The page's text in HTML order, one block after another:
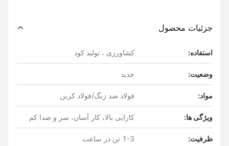
جزئیات محصول
استفاده: کشاورزی ، تولید کود
وضعیت:
فولاد ضد زنگ/فولاد کربن
ویژگی ها: کارایی بالا، کار آسان، سر و صدا کم
ظرفیت: